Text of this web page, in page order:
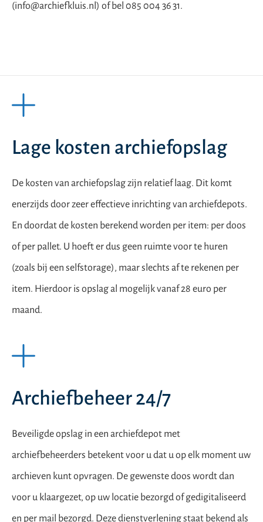
(info@archiefkluis.nl) of bel 085 004 36 31.
Lage kosten archiefopslag
De kosten van archiefopslag zijn relatief laag. Dit komt
enerzijds door zeer effectieve inrichting van archiefdepots.
En doordat de kosten berekend worden per item: per doos
of per pallet. U hoeft er dus geen ruimte voor te huren
(zoals bij een selfstorage), maar slechts af te rekenen per
item. Hierdoor is opslag al mogelijk vanaf 28 euro per
maand.
Archiefbeheer 24/7
Beveiligde opslag in een archiefdepot met
archiefbeheerders betekent voor u dat u op elk moment uw
archieven kunt opvragen. De gewenste doos wordt dan
voor u klaargezet, op uw locatie bezorgd of gedigitaliseerd
en per mail bezorgd. Deze dienstverlening staat bekend als